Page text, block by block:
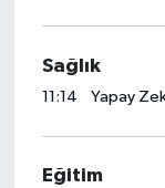
Sağlık
11:14 Yapay
Eğitim